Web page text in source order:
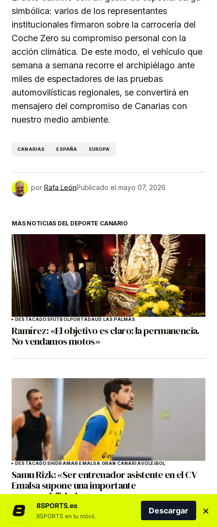
simbólica: varios de los representantes
institucionales firmaron sobre la carrocería del
Coche Zero su compromiso personal con la
acción climática. De este modo, el vehículo que
semana a semana recorre el archipiélago ante
miles de espectadores de las pruebas
automovilísticas regionales, se convertirá en
mensajero del compromiso de Canarias con
nuestro medio ambiente.
CANARIAS ESPAÑA EUROPA
por Rafa LeónPublicado el mayo 07, 2026
MÁS NOTICIAS DEL DEPORTE CANARIO
DESTACADOSFÚTBOLPORTADAUD LAS PALMAS
Ramírez: «El objetivo es claro: la permanencia.
No vendamos motos»
DESTACADOSHIDRAMAR EMALSA GRAN CANARIAVOLEIBOL
Samu Rizk: «Ser entrenador asistente en el CV
Emalsa supone una importante
responsabilidad»
8SPORTS.es
8SPORTS en tu móvil.
Descargar ×